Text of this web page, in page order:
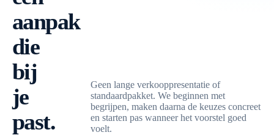
aanpak
die
bij
je
past.
Geen lange verkooppresentatie of
standaardpakket. We beginnen met
begrijpen, maken daarna de keuzes concreet
en starten pas wanneer het voorstel goed
voelt.